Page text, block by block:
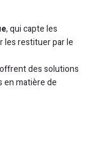
, qui capte les
les restituer par le
offrent des solutions
en matière de